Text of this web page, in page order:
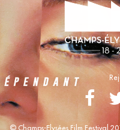
60 rue Pierre
© Champs-Elysées Film Festival